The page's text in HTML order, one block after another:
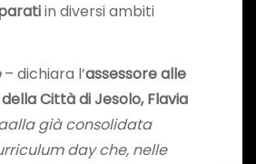
in diversi ambiti
– dichiara l’assessore alle
Città di Jesolo, Flavia
allagià consolidata
day che, nelle